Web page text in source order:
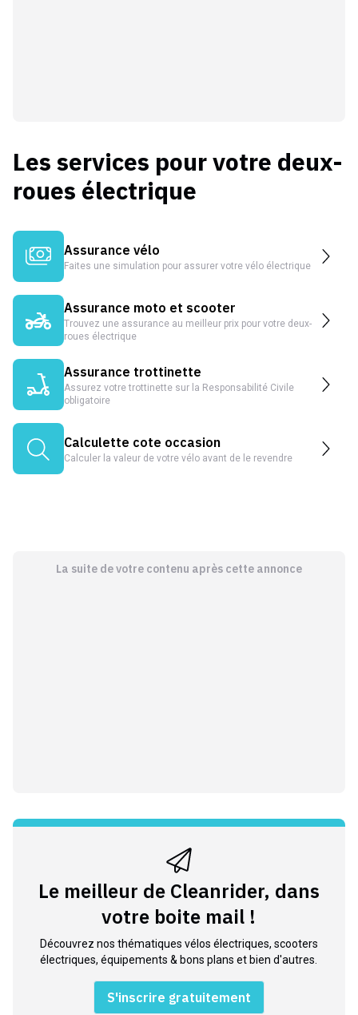
Les services pour votre deux-
roues électrique
Assurance vélo
Faites une simulation pour assurer votre vélo électrique
Assurance moto et scooter
Trouvez une assurance au meilleur prix pour votre deux-
roues électrique
Assurance trottinette
Assurez votre trottinette sur la Responsabilité Civile
obligatoire
Calculette cote occasion
Calculer la valeur de votre vélo avant de le revendre
La suite de votre contenu après cette annonce
Le meilleur de Cleanrider, dans
votre boite mail !
Découvrez nos thématiques vélos électriques, scooters
électriques, équipements & bons plans et bien d'autres.
S'inscrire gratuitement